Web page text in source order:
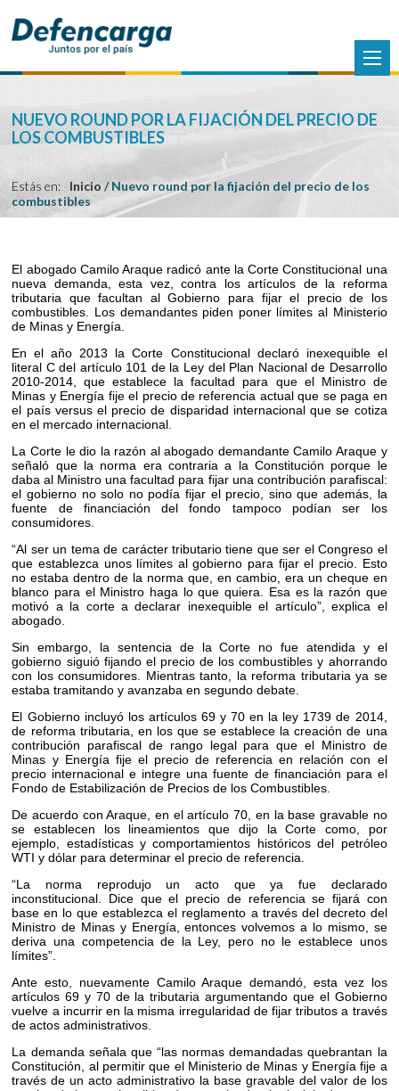
NUEVO ROUND POR LA FIJACIÓN DEL PRECIO DE
LOS COMBUSTIBLES
Estás en: Inicio/Nuevo round por la fijación del precio de los
combustibles
El abogado Camilo Araque radicó ante la Corte Constitucional una
nueva demanda, esta vez, contra los artículos de la reforma
tributaria que facultan al Gobierno para fijar el precio de los
combustibles. Los demandantes piden poner límites al Ministerio
de Minas y Energía.
En el año 2013 la Corte Constitucional declaró inexequible el
literal C del artículo 101 de la Ley del Plan Nacional de Desarrollo
2010-2014, que establece la facultad para que el Ministro de
Minas y Energía fije el precio de referencia actual que se paga en
el país versus el precio de disparidad internacional que se cotiza
en el mercado internacional.
La Corte le dio la razón al abogado demandante Camilo Araque y
señaló que la norma era contraria a la Constitución porque le
daba al Ministro una facultad para fijar una contribución parafiscal:
el gobierno no solo no podía fijar el precio, sino que además, la
fuente de financiación del fondo tampoco podían ser los
consumidores.
“Al ser un tema de carácter tributario tiene que ser el Congreso el
que establezca unos límites al gobierno para fijar el precio. Esto
no estaba dentro de la norma que, en cambio, era un cheque en
blanco para el Ministro haga lo que quiera. Esa es la razón que
motivó a la corte a declarar inexequible el artículo”, explica el
abogado.
Sin embargo, la sentencia de la Corte no fue atendida y el
gobierno siguió fijando el precio de los combustibles y ahorrando
con los consumidores. Mientras tanto, la reforma tributaria ya se
estaba tramitando y avanzaba en segundo debate.
El Gobierno incluyó los artículos 69 y 70 en la ley 1739 de 2014,
de reforma tributaria, en los que se establece la creación de una
contribución parafiscal de rango legal para que el Ministro de
Minas y Energía fije el precio de referencia en relación con el
precio internacional e integre una fuente de financiación para el
Fondo de Estabilización de Precios de los Combustibles.
De acuerdo con Araque, en el artículo 70, en la base gravable no
se establecen los lineamientos que dijo la Corte como, por
ejemplo, estadísticas y comportamientos históricos del petróleo
WTI y dólar para determinar el precio de referencia.
“La norma reprodujo un acto que ya fue declarado
inconstitucional. Dice que el precio de referencia se fijará con
base en lo que establezca el reglamento a través del decreto del
Ministro de Minas y Energía, entonces volvemos a lo mismo, se
deriva una competencia de la Ley, pero no le establece unos
límites”.
Ante esto, nuevamente Camilo Araque demandó, esta vez los
artículos 69 y 70 de la tributaria argumentando que el Gobierno
vuelve a incurrir en la misma irregularidad de fijar tributos a través
de actos administrativos.
La demanda señala que “las normas demandadas quebrantan la
Constitución, al permitir que el Ministerio de Minas y Energía fije a
través de un acto administrativo la base gravable del valor de los